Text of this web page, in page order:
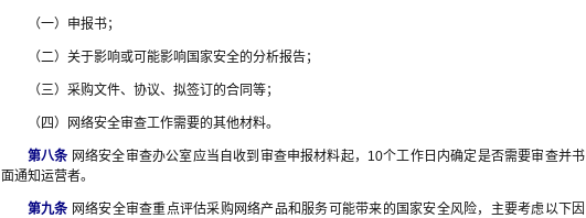
（一）申报书；
（二）关于影响或可能影响国家安全的分析报告；
（三）采购文件、协议、拟签订的合同等；
（四）网络安全审查工作需要的其他材料。
第八条 网络安全审查办公室应当自收到审查申报材料起，10个工作日内确定是否需要审查并书
面通知运营者。
第九条 网络安全审查重点评估采购网络产品和服务可能带来的国家安全风险，主要考虑以下因